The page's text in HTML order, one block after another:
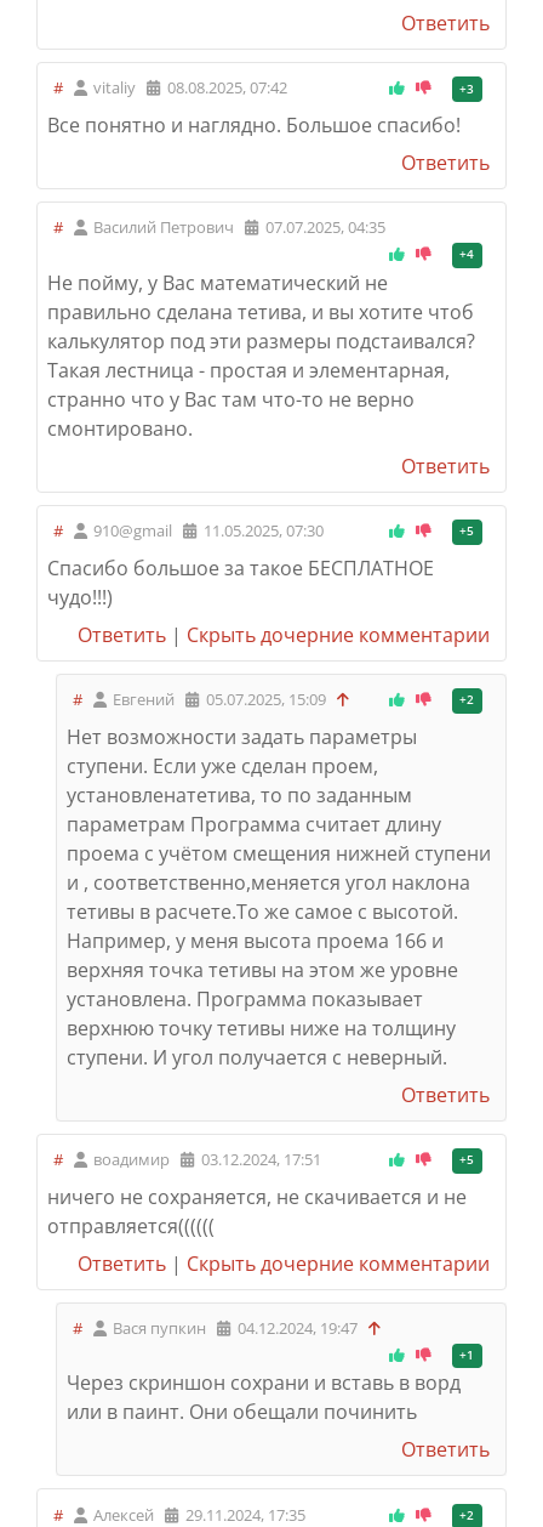
Ответить
# vitaliy 08.08.2025, 07:42 +3
Все понятно и наглядно. Большое спасибо!
Ответить
# Василий Петрович 07.07.2025, 04:35
+4
Не пойму, у Вас математический не
правильно сделана тетива, и вы хотите чтоб
калькулятор под эти размеры подстаивался?
Такая лестница - простая и элементарная,
странно что у Вас там что-то не верно
смонтировано.
Ответить
# 910@gmail 11.05.2025, 07:30 +5
Спасибо большое за такое БЕСПЛАТНОЕ
чудо!!!)
Ответить | Скрыть дочерние комментарии
# Евгений 05.07.2025, 15:09 +2
Нет возможности задать параметры
ступени. Если уже сделан проем,
установленатетива, то по заданным
параметрам Программа считает длину
проема с учётом смещения нижней ступени
и , соответственно,меняется угол наклона
тетивы в расчете.То же самое с высотой.
Например, у меня высота проема 166 и
верхняя точка тетивы на этом же уровне
установлена. Программа показывает
верхнюю точку тетивы ниже на толщину
ступени. И угол получается с неверный.
Ответить
# воадимир 03.12.2024, 17:51 +5
ничего не сохраняется, не скачивается и не
отправляется((((((
Ответить | Скрыть дочерние комментарии
# Вася пупкин 04.12.2024, 19:47
+1
Через скриншон сохрани и вставь в ворд
или в паинт. Они обещали починить
Ответить
# Алексей 29.11.2024, 17:35 +2